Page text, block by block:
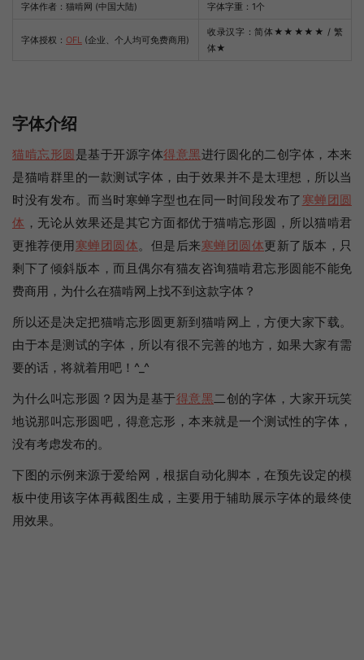
字体作者：猫啃网 (中国大陆) 字体字重：1个
字体授权： OFL (企业、个人均可免费商用)
收录汉字：简体 ★★★★★ / 繁
体★
字体介绍
猫啃忘形圆是基于开源字体得意黑进行圆化的二创字体，本来
是猫啃群里的一款测试字体，由于效果并不是太理想，所以当
时没有发布。而当时寒蝉字型也在同一时间段发布了 寒蝉团圆
体 ，无论从效果还是其它方面都优于猫啃忘形圆，所以猫啃君
更推荐便用寒蝉团圆体。但是后来寒蝉团圆体更新了版本，只
剩下了倾斜版本，而且偶尔有猫友咨询猫啃君忘形圆能不能免
费商用，为什么在猫啃网上找不到这款字体？
所以还是决定把猫啃忘形圆更新到猫啃网上，方便大家下载。
由于本是测试的字体，所以有很不完善的地方，如果大家有需
要的话，将就着用吧！^_^
为什么叫忘形圆？因为是基于得意黑二创的字体，大家开玩笑
地说那叫忘形圆吧，得意忘形，本来就是一个测试性的字体，
没有考虑发布的。
下图的示例来源于爱给网，根据自动化脚本，在预先设定的模
板中使用该字体再截图生成，主要用于辅助展示字体的最终使
用效果。